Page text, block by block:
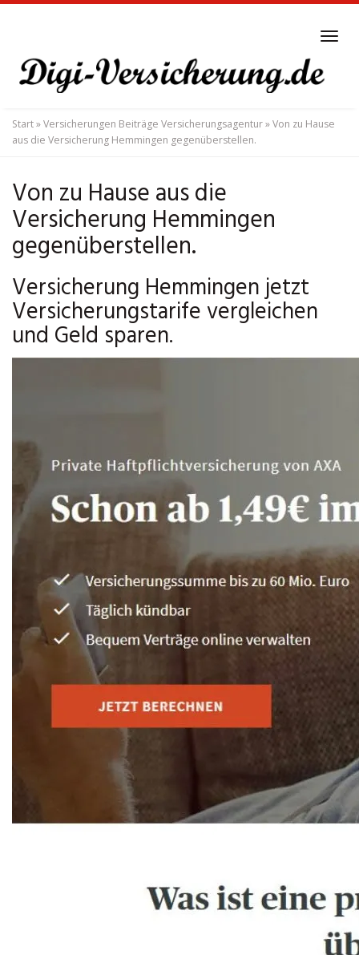
main
content
Start»Versicherungen Beiträge Versicherungsagentur»Von zu Hause
aus die Versicherung Hemmingen gegenüberstellen.
Von zu Hause aus die
Versicherung Hemmingen
gegenüberstellen.
Versicherung Hemmingen jetzt
Versicherungstarife vergleichen
und Geld sparen.